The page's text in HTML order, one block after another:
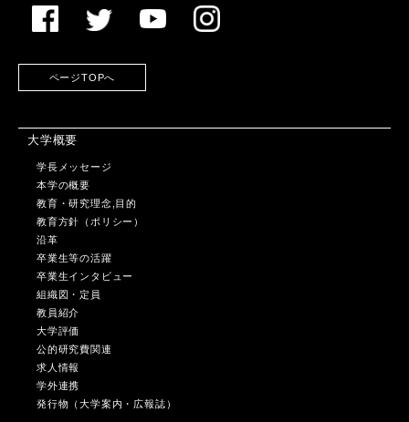
ページTOPへ
大学概要
学長メッセージ
本学の概要
教育・研究理念,目的
教育方針（ポリシー）
沿革
卒業生等の活躍
卒業生インタビュー
組織図・定員
教員紹介
大学評価
公的研究費関連
求人情報
学外連携
発行物（大学案内・広報誌）